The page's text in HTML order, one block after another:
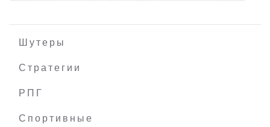
Шутеры
Стратегии
РПГ
Спортивные